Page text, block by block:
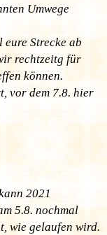
Umwege
Strecke ab
rechtzeitg für
können.
vor dem 7.8. hier
2021
5.8. nochmal
wie gelaufen wird.